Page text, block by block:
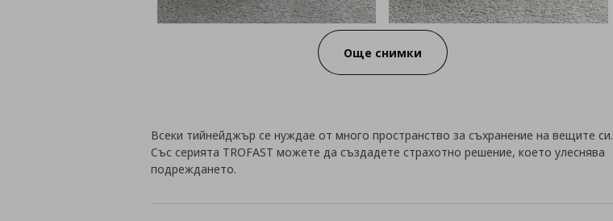
Още снимки
Всеки тийнейджър се нуждае от много пространство за съхранение на вещите си.
Със серията TROFAST можете да създадете страхотно решение, което улеснява
подреждането.